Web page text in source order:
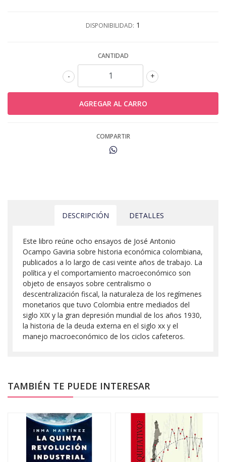
DISPONIBILIDAD: 1
CANTIDAD
+
-
COMPARTIR
DESCRIPCIÓN DETALLES
Este libro reúne ocho ensayos de José Antonio
Ocampo Gaviria sobre historia económica colombiana,
publicados a lo largo de casi veinte años de trabajo. La
política y el comportamiento macroeconómico son
objeto de ensayos sobre centralismo o
descentralización fiscal, la naturaleza de los regímenes
monetarios que tuvo Colombia entre mediados del
siglo XIX y la gran depresión mundial de los años 1930,
la historia de la deuda externa en el siglo xx y el
manejo macroeconómico de los ciclos cafeteros.
TAMBIÉN TE PUEDE INTERESAR